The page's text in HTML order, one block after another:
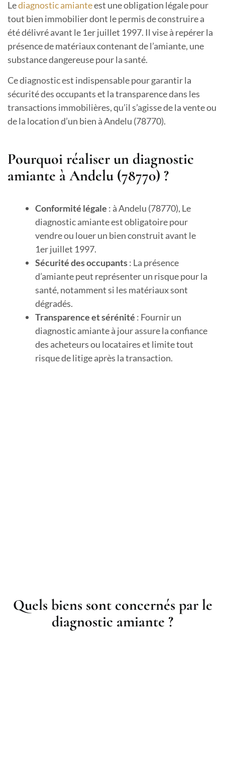
Lediagnostic amianteest une obligation légale pour
tout bien immobilier dont le permis de construire a
été délivré avant le 1er juillet 1997. Il vise à repérer la
présence de matériaux contenant de l’amiante, une
substance dangereuse pour la santé.
Ce diagnostic est indispensable pour garantir la
sécurité des occupants et la transparence dans les
transactions immobilières, qu’il s’agisse de la vente ou
de la location d’un bien à Andelu (78770).
Pourquoi réaliser un diagnostic
amiante à Andelu (78770) ?
Conformité légale : à Andelu (78770), Le
diagnostic amiante est obligatoire pour
vendre ou louer un bien construit avant le
1er juillet 1997.
Sécurité des occupants: La présence
d’amiante peut représenter un risque pour la
santé, notamment si les matériaux sont
dégradés.
Transparence et sérénité : Fournir un
diagnostic amiante à jour assure la confiance
des acheteurs ou locataires et limite tout
risque de litige après la transaction.
Quels biens sont concernés par le
diagnostic amiante ?